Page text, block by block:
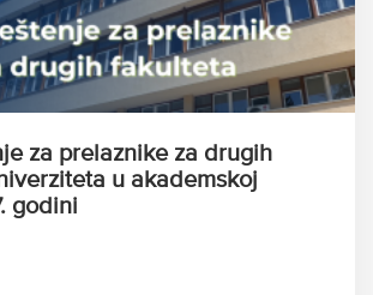
za prelaznike za drugih
u akademskoj
godini